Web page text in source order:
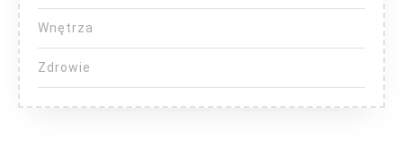
Wnętrza
Zdrowie